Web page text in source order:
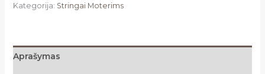
Kategorija: Stringai Moterims
Aprašymas